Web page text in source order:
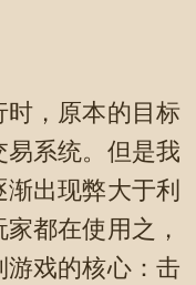
时，原本的目标
易系统。但是我
出现弊大于利
都在使用之，
游戏的核心：击